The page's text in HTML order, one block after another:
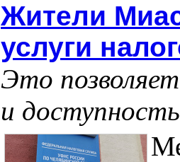
Жители
услуги
Это
и